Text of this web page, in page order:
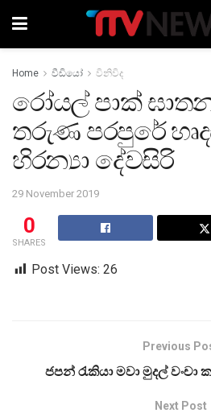
Home වීඩියෝ විනිවිද
රෝයල් පාක්
තරුණ පරපුරේ
හිරන්‍යා දේවසිරි
29 November 2019
0
SHARES
Post Views: 26
Previous
ජපන් රැකියා මවා මුදල්
Next Post